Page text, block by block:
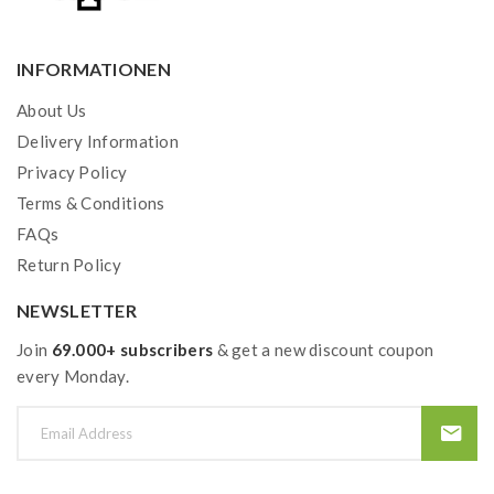
Transaktionen, die in Verbindung mit CBD stehen,
nicht gestattet. Wir bitten um Verständnis und
Verzeihung für etwaige daraus entstehende
Unannehmlichkeiten und möchten dich auf unsere
alternativen Zahlungsmethoden hinweisen. Bei Fragen
stehen wir dir sehr gerne zur Verfügung.
INFORMATIONEN
About Us
Delivery Information
Privacy Policy
Terms & Conditions
FAQs
Return Policy
NEWSLETTER
Join 69.000+ subscribers & get a new discount coupon
every Monday.